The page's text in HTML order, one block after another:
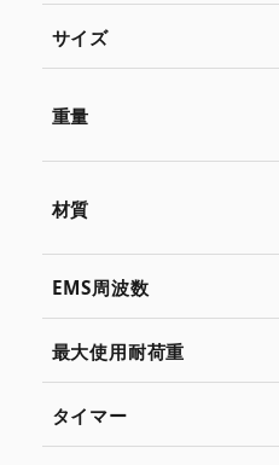
サイズ
重量
材質
EMS周波数
最大使用耐荷重
タイマー